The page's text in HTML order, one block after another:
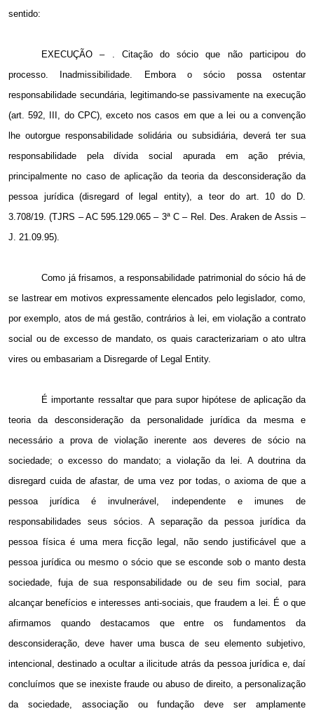
sentido:
EXECUÇÃO – . Citação do sócio que não participou do
processo. Inadmissibilidade. Embora o sócio possa ostentar
responsabilidade secundária, legitimando-se passivamente na execução
(art. 592, III, do CPC), exceto nos casos em que a lei ou a convenção
lhe outorgue responsabilidade solidária ou subsidiária, deverá ter sua
responsabilidade pela dívida social apurada em ação prévia,
principalmente no caso de aplicação da teoria da desconsideração da
pessoa jurídica (disregard of legal entity), a teor do art. 10 do D.
3.708/19. (TJRS – AC 595.129.065 – 3ª C – Rel. Des. Araken de Assis –
J. 21.09.95).
Como já frisamos, a responsabilidade patrimonial do sócio há de
se lastrear em motivos expressamente elencados pelo legislador, como,
por exemplo, atos de má gestão, contrários à lei, em violação a contrato
social ou de excesso de mandato, os quais caracterizariam o ato ultra
vires ou embasariam a Disregarde of Legal Entity.
É importante ressaltar que para supor hipótese de aplicação da
teoria da desconsideração da personalidade jurídica da mesma e
necessário a prova de violação inerente aos deveres de sócio na
sociedade; o excesso do mandato; a violação da lei. A doutrina da
disregard cuida de afastar, de uma vez por todas, o axioma de que a
pessoa jurídica é invulnerável, independente e imunes de
responsabilidades seus sócios. A separação da pessoa jurídica da
pessoa física é uma mera ficção legal, não sendo justificável que a
pessoa jurídica ou mesmo o sócio que se esconde sob o manto desta
sociedade, fuja de sua responsabilidade ou de seu fim social, para
alcançar benefícios e interesses anti-sociais, que fraudem a lei. É o que
afirmamos quando destacamos que entre os fundamentos da
desconsideração, deve haver uma busca de seu elemento subjetivo,
intencional, destinado a ocultar a ilicitude atrás da pessoa jurídica e, daí
concluímos que se inexiste fraude ou abuso de direito, a personalização
da sociedade, associação ou fundação deve ser amplamente